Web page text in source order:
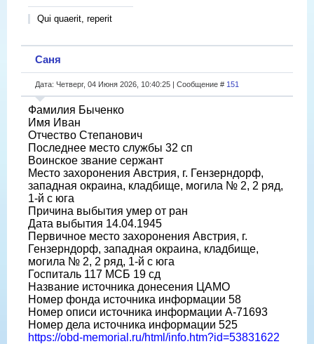
Qui quaerit, reperit
Саня
Дата: Четверг, 04 Июня 2026, 10:40:25 | Сообщение # 151
Фамилия Быченко
Имя Иван
Отчество Степанович
Последнее место службы 32 сп
Воинское звание сержант
Место захоронения Австрия, г. Гензерндорф,
западная окраина, кладбище, могила № 2, 2 ряд,
1-й с юга
Причина выбытия умер от ран
Дата выбытия 14.04.1945
Первичное место захоронения Австрия, г.
Гензерндорф, западная окраина, кладбище,
могила № 2, 2 ряд, 1-й с юга
Госпиталь 117 МСБ 19 сд
Название источника донесения ЦАМО
Номер фонда источника информации 58
Номер описи источника информации А-71693
Номер дела источника информации 525
https://obd-memorial.ru/html/info.htm?id=53831622